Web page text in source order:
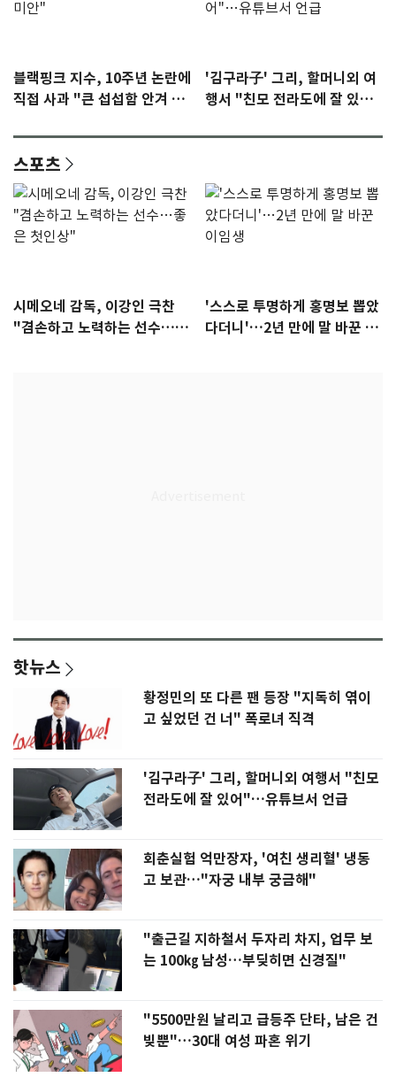
블랙핑크 지수, 10주년 논란에
직접 사과 "큰 섭섭함 안겨 미
'김구라子' 그리, 할머니외 여
행서 "친모 전라도에 잘 있
스포츠
시메오네 감독, 이강인 극찬
"겸손하고 노력하는 선수…좋
'스스로 투명하게 홍명보 뽑았
다더니'…2년 만에 말 바꾼 이
핫뉴스
황정민의 또 다른 팬 등장 "지독히 엮이
고 싶었던 건 너" 폭로녀 직격
'김구라子' 그리, 할머니외 여행서 "친모
전라도에 잘 있어"…유튜브서 언급
회춘실험 억만장자, '여친 생리혈' 냉동
고 보관…"자궁 내부 궁금해"
"출근길 지하철서 두자리 차지, 업무 보
는 100㎏ 남성…부딪히면 신경질"
"5500만원 날리고 급등주 단타, 남은 건
빚뿐"…30대 여성 파혼 위기